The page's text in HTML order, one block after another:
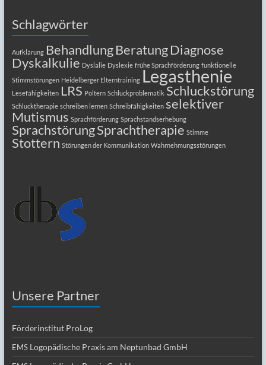
Schlagwörter
Aufklärung BehandlungBeratungDiagnose
Dyskalkulie Dyslalie Dyslexie frühe Sprachförderung funktionelle
Stimmstörungen Heidelberger Elterntraining Legasthenie
Lesefähigkeiten LRS Poltern Schluckproblematik Schluckstörung
Schlucktherapie schreiben lernen Schreibfähigkeiten selektiver
Mutismus Sprachförderung Sprachstandserhebung
SprachstörungSprachtherapie Stimme
Stottern Störungen der Kommunikation Wahrnehmungsstörungen
Unsere Partner
Förderinstitut ProLog
EMSLogopädische Praxis am Neptunbad GmbH